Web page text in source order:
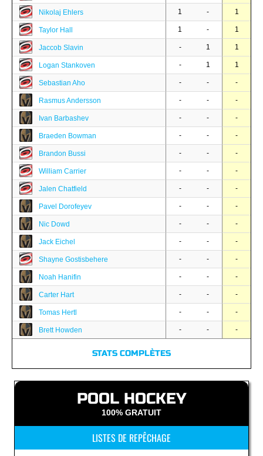
Nikolaj Ehlers 1 - 1
Taylor Hall 1 - 1
Jaccob Slavin - 1 1
Logan Stankoven - 1 1
Sebastian Aho - - -
Rasmus Andersson - - -
Ivan Barbashev - - -
Braeden Bowman - - -
Brandon Bussi - - -
William Carrier - - -
Jalen Chatfield - - -
Pavel Dorofeyev - - -
Nic Dowd - - -
Jack Eichel - - -
Shayne Gostisbehere - - -
Noah Hanifin - - -
Carter Hart - - -
Tomas Hertl - - -
Brett Howden - - -
STATS COMPLÈTES
POOL HOCKEY
100% GRATUIT
LISTES DE REPÊCHAGE